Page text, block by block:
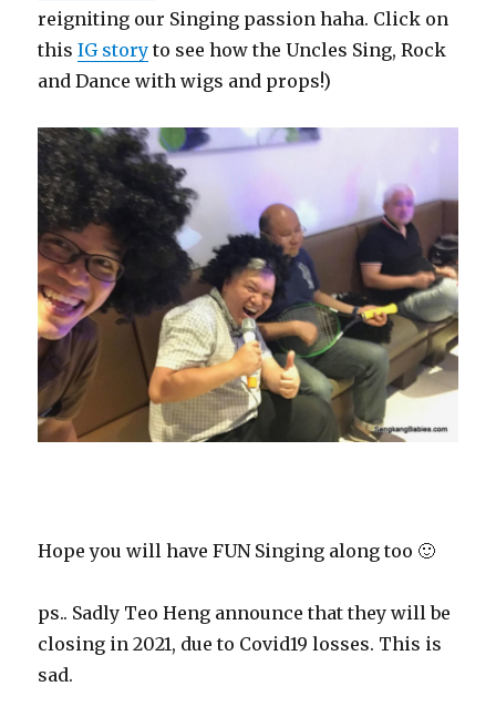
reigniting our Singing passion haha. Click on
thisIG story to see how the Uncles Sing, Rock
and Dance with wigs and props!)
Hope you will have FUN Singing along too 🙂
ps.. Sadly Teo Heng announce that they will be
closing in 2021, due to Covid19 losses. This is
sad.